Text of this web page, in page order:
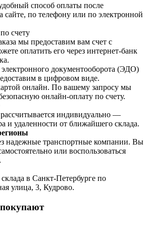
способ оплаты после
сайте, по телефону или по электронной
счету
мы предоставим вам счет с
оплатить его через интернет-банк
электронного документооборота (ЭДО)
в цифровом виде.
онлайн. По вашему запросу мы
онлайн-оплату по счету.
индивидуально —
и удаленности от ближайшего склада.
надежные транспортные компании. Вы
или воспользоваться
в Санкт-Петербурге по
улица, 3, Кудрово.